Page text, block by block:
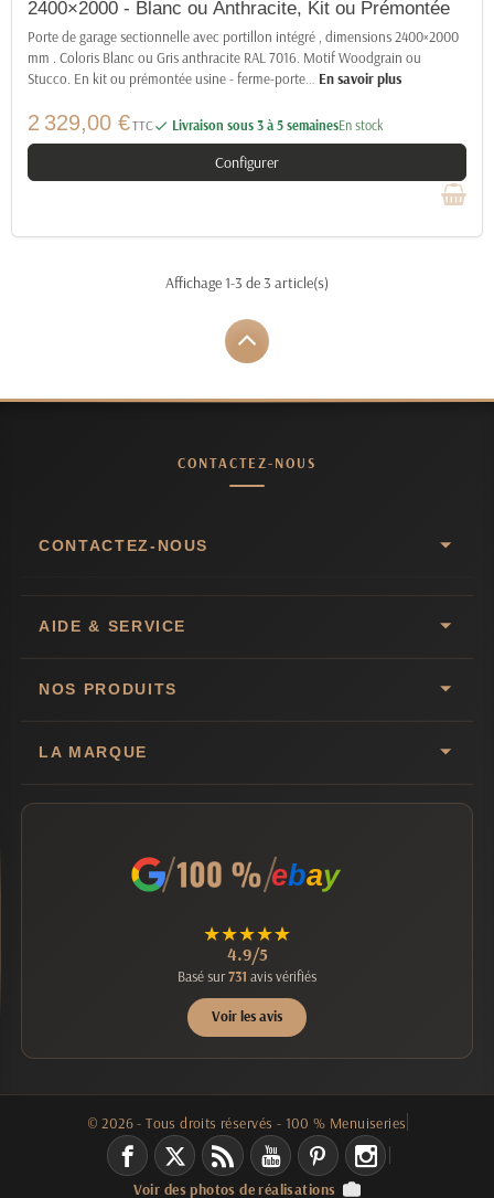
2400×2000 - Blanc ou Anthracite, Kit ou Prémontée
Porte de garage sectionnelle avec portillon intégré , dimensions 2400×2000
mm . Coloris Blanc ou Gris anthracite RAL 7016. Motif Woodgrain ou
Stucco. En kit ou prémontée usine - ferme-porte
En savoir plus
2 329,00 €TTC Livraison sous 3 à 5 semainesEn stock
Configurer
Affichage 1-3 de 3 article(s)
CONTACTEZ-NOUS
CONTACTEZ-NOUS
AIDE & SERVICE
NOS PRODUITS
LA MARQUE
ebay
★★★★★
4.9/5
Basé sur731 avis vérifiés
Voir les avis
© 2026 - Tous droits réservés - 100 % Menuiseries
Voir des photos de réalisations